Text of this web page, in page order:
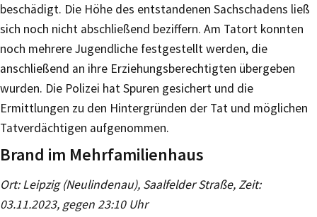
beschädigt. Die Höhe des entstandenen Sachschadens ließ
sich noch nicht abschließend beziffern. Am Tatort konnten
noch mehrere Jugendliche festgestellt werden, die
anschließend an ihre Erziehungsberechtigten übergeben
wurden. Die Polizei hat Spuren gesichert und die
Ermittlungen zu den Hintergründen der Tat und möglichen
Tatverdächtigen aufgenommen.
Brand im Mehrfamilienhaus
Ort: Leipzig (Neulindenau), Saalfelder Straße, Zeit:
03.11.2023, gegen 23:10 Uhr